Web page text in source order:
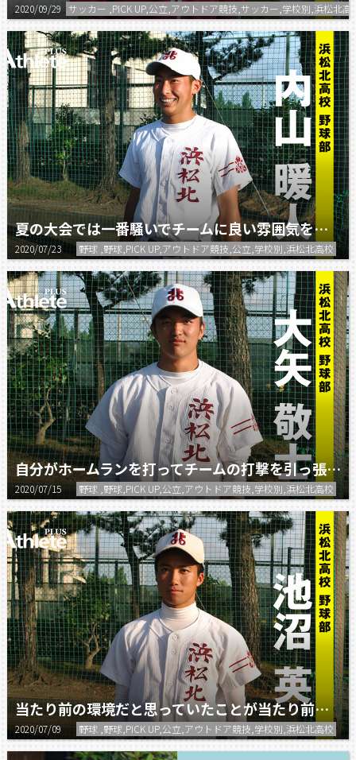
2020/09/29 サッカー ,PICK UP,公立,アウトドア競技,サッカー,学校別,浜松北高
夏の大会では一番騒いでチームに良い雰囲気をもたらします。
2020/07/23 野球 ,野球,PICK UP,アウトドア競技,公立,学校別,浜松北高校
自分がホームランを打ってチームの打撃を引っ張っていく。
2020/07/15 野球 ,野球,PICK UP,公立,アウトドア競技,学校別,浜松北高校
当たり前の環境だと思っていたことが当たり前じゃないということを学んだ。
2020/07/09 野球 ,野球,PICK UP,公立,アウトドア競技,学校別,浜松北高校